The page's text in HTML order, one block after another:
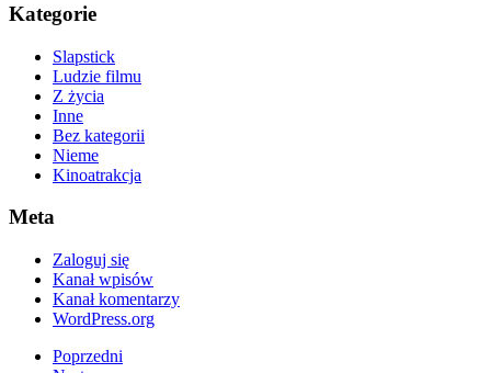
Kategorie
Slapstick
Ludzie filmu
Z życia
Inne
Bez kategorii
Nieme
Kinoatrakcja
Meta
Zaloguj się
Kanał wpisów
Kanał komentarzy
WordPress.org
Poprzedni